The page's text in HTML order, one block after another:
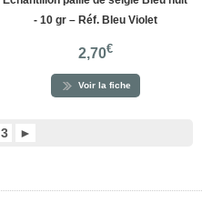
- 10 gr – Réf. Bleu Violet
2,70€
Voir la fiche
3 ►